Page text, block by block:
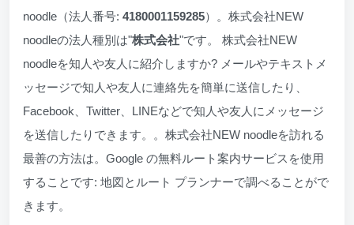
noodle（法人番号: 4180001159285）。株式会社NEW
noodleの法人種別は"株式会社"です。 株式会社NEW
noodleを知人や友人に紹介しますか? メールやテキストメ
ッセージで知人や友人に連絡先を簡単に送信したり、
Facebook、Twitter、LINEなどで知人や友人にメッセージ
を送信したりできます。。株式会社NEW noodleを訪れる
最善の方法は。Google の無料ルート案内サービスを使用
することです: 地図とルート プランナーで調べることがで
きます。